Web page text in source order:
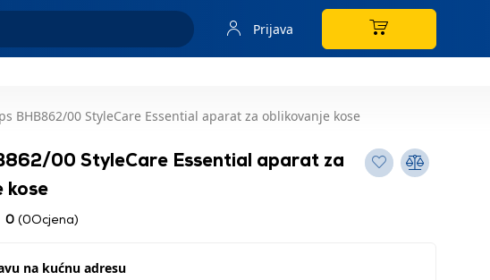
Prijava
BHB862/00 StyleCare Essential aparat za oblikovanje kose
00 StyleCare Essential aparat za
kose
0 (0Ocjena)
na kućnu adresu